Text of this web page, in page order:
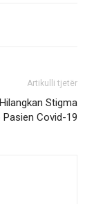
Artikulli tjetër
Stigma
Covid-19